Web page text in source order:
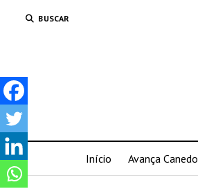
BUSCAR
Início Avança Canedo